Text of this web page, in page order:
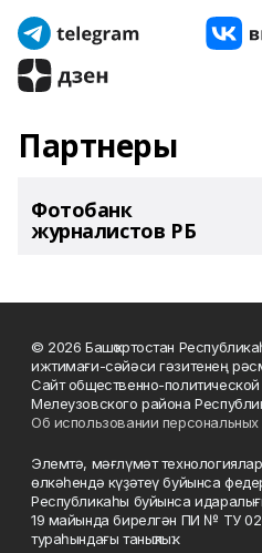
Партнеры
Фотобанк
журналистов РБ
© 2026 Башҡортостан
ижтимағи-сәйәси гәзитенең
Сайт общественно-
Мелеузовского района
Об использовании персональных
Элемтә, мәғлүмәт
өлкәһендә күҙәтеү буйынса
Республикаһы буйынса
19 майында бирелгән ПИ № ТУ
тураһындағы таныҡлыҡ.